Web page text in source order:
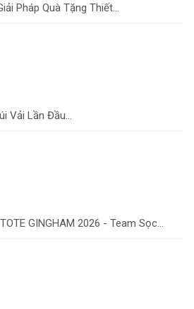
Pháp Quà Tặng Thiết...
Vải Lần Đầu...
GINGHAM 2026 - Team Sọc...